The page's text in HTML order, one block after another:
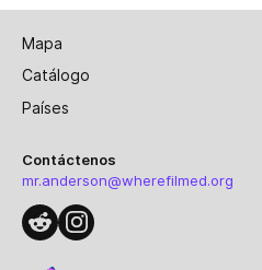
Mapa
Catálogo
Países
Contáctenos
mr.anderson@wherefilmed.org